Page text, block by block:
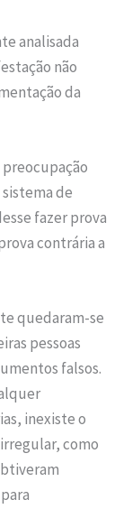
analisada
não
da
preocupação
de
fazer prova
contrária a
quedaram-se
pessoas
falsos.
inexiste o
como